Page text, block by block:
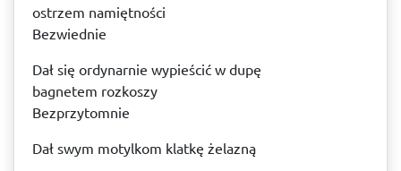
ostrzem namiętności
Bezwiednie
Dał się ordynarnie wypieścić w dupę
bagnetem rozkoszy
Bezprzytomnie
Dał swym motylkom klatkę żelazną